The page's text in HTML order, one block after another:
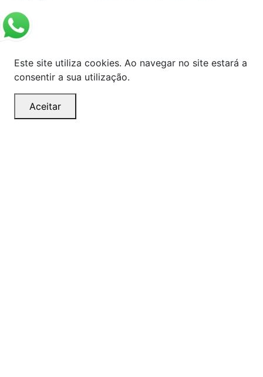
Este site utiliza cookies. Ao navegar no site estará a
consentir a sua utilização.
Aceitar